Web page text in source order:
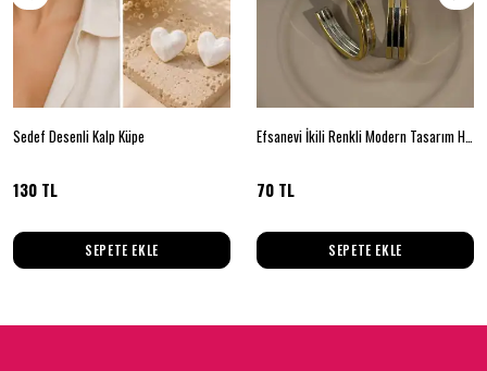
Sedef Desenli Kalp Küpe
130 TL
SEPETE EKLE
Efsanevi İkili Renkli Modern Tasarım Halka Küpe
70 TL
SEPETE EKLE